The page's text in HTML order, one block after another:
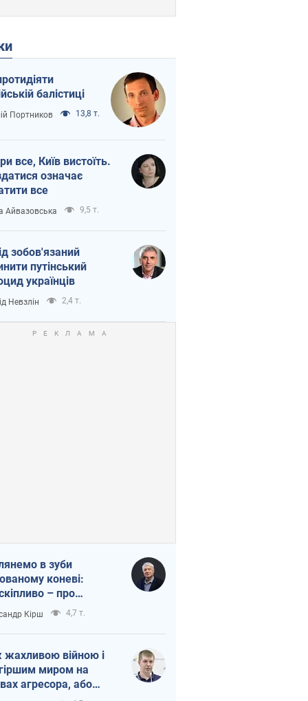
балістиці
Портников 13,8 т.
все, Київ вистоїть.
означає
все
Айвазовська 9,5 т.
зобов'язаний
путінський
українців
Невзлін 2,4 т.
в зуби
коневі:
– про
Україні
Кірш 4,7 т.
жахливою війною і
миром на
агресора, або